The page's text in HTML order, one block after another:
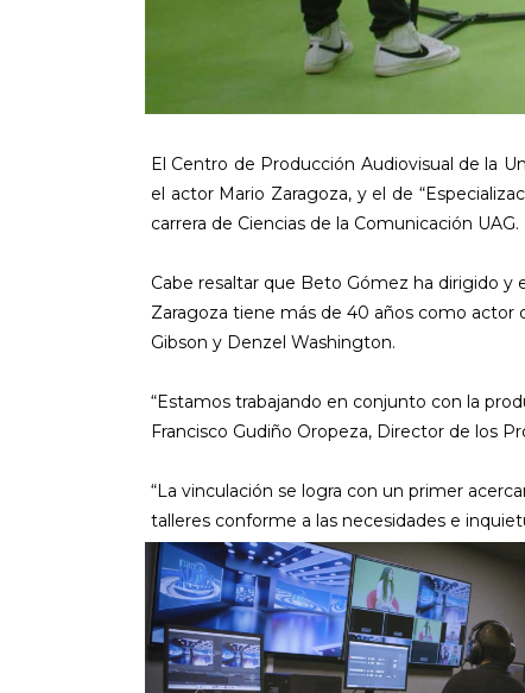
El Centro de Producción Audiovisual de la
el actor Mario Zaragoza, y el de
carrera de Ciencias de la Comunicación UAG.
Cabe resaltar que Beto Gómez ha dirigido y
Zaragoza tiene más de 40 años como actor
Gibson y Denzel Washington.
“Estamos trabajando en conjunto con la
Francisco Gudiño Oropeza, Director de los
“La vinculación se logra con un primer
talleres conforme a las necesidades e